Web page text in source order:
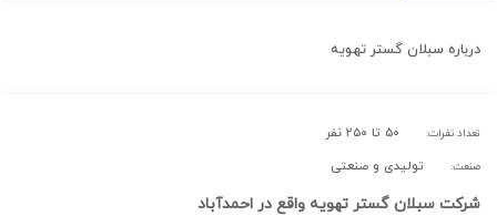
درباره سبلان گستر تهویه
تعداد نفرات: ۵۰ تا ۲۵۰ نفر
صنعت: تولیدی و صنعتی
شرکت سبلان گستر تهویه واقع در احمدآباد